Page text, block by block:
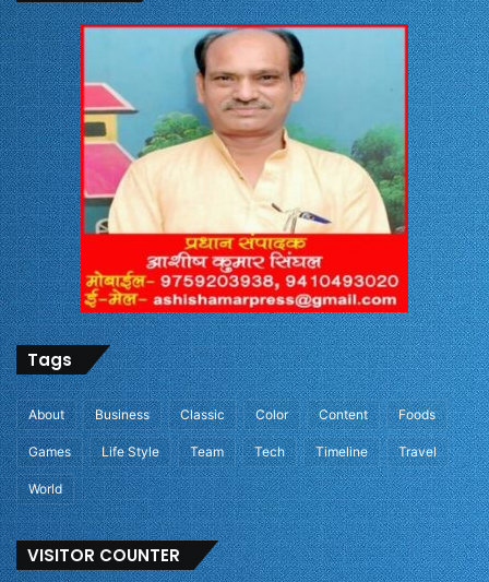
Tags
About Business Classic Color Content Foods
Games Life Style Team Tech Timeline Travel
World
VISITOR COUNTER